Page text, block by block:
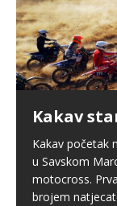
Kakav
Kakav početak
u Savskom
motocross.
brojem